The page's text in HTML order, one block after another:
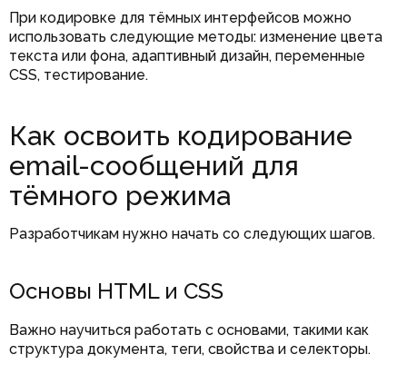
При кодировке для тёмных интерфейсов можно
использовать следующие методы: изменение цвета
текста или фона, адаптивный дизайн, переменные
CSS, тестирование.
Как освоить кодирование
email-сообщений для
тёмного режима
Разработчикам нужно начать со следующих шагов.
Основы HTML и CSS
Важно научиться работать с основами, такими как
структура документа, теги, свойства и селекторы.